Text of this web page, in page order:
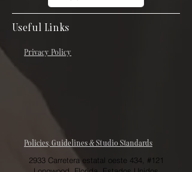
Useful Links
Privacy Policy
Policies, Guidelines & Studio Standards
2933 Carretera estatal oeste 434, #121